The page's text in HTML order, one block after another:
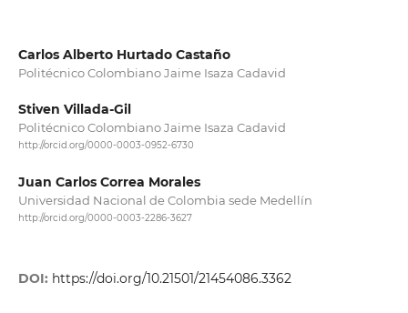
Carlos Alberto Hurtado Castaño
Politécnico Colombiano Jaime Isaza Cadavid
Stiven Villada-Gil
Politécnico Colombiano Jaime Isaza Cadavid
http://orcid.org/0000-0003-0952-6730
Juan Carlos Correa Morales
Universidad Nacional de Colombia sede Medellín
http://orcid.org/0000-0003-2286-3627
DOI: https://doi.org/10.21501/21454086.3362